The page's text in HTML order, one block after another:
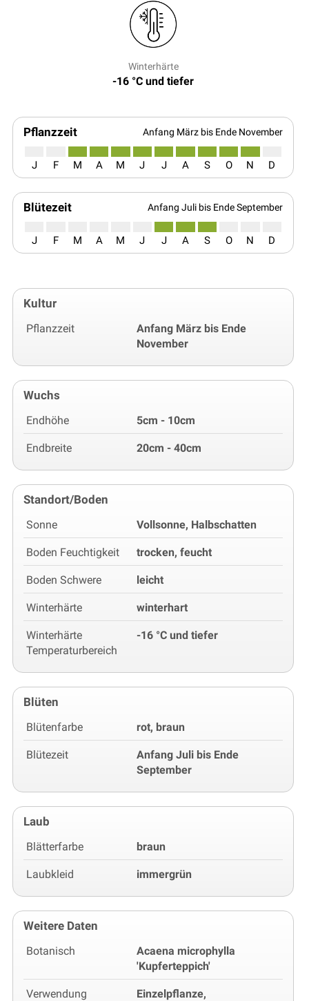
Winterhärte
-16 °C und tiefer
Pflanzzeit Anfang März bis Ende November
J F M A M J J A S O N D
Blütezeit Anfang Juli bis Ende September
J F M A M J J A S O N D
Kultur
Pflanzzeit
Anfang März bis Ende
November
Wuchs
Endhöhe 5cm - 10cm
Endbreite 20cm - 40cm
Standort/Boden
Sonne Vollsonne, Halbschatten
Boden Feuchtigkeit trocken, feucht
Boden Schwere leicht
Winterhärte winterhart
Winterhärte
Temperaturbereich
-16 °C und tiefer
Blüten
Blütenfarbe rot, braun
Blütezeit
Anfang Juli bis Ende
September
Laub
Blätterfarbe braun
Laubkleid immergrün
Weitere Daten
Botanisch
Acaena microphylla
'Kupferteppich'
Verwendung
Einzelpflanze,